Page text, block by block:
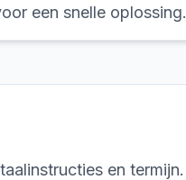
een snelle oplossing.
en termijn.